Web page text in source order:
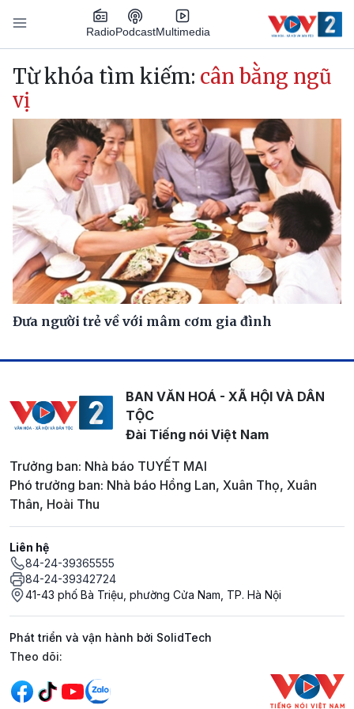
Nhảy đến nội dung
RadioPodcastMultimedia
Main navigation
Từ khóa tìm kiếm: cân bằng ngũ
vị
Đưa người trẻ về với mâm cơm gia đình
BAN VĂN HOÁ - XÃ HỘI VÀ DÂN
TỘC
Đài Tiếng nói Việt Nam
Trưởng ban: Nhà báo TUYẾT MAI
Phó trưởng ban: Nhà báo Hồng Lan, Xuân Thọ, Xuân
Thân, Hoài Thu
Liên hệ
84-24-39365555
84-24-39342724
41-43 phố Bà Triệu, phường Cửa Nam, TP. Hà Nội
Phát triển và vận hành bởi SolidTech
Mạng xã hội
Theo dõi: